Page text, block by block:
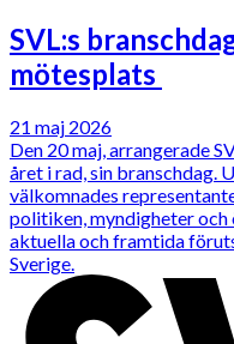
SVL:s
mötesplats
21 maj 2026
Den 20 maj, arrangerade
året i rad, sin branschdag.
välkomnades
politiken, myndigheter
aktuella och framtida
Sverige.